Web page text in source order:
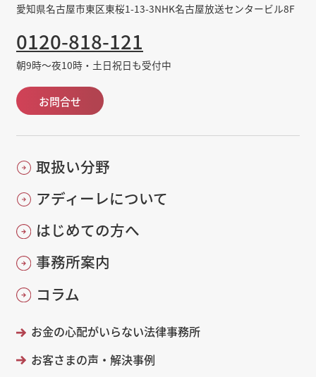
愛知県名古屋市東区東桜1-13-3NHK名古屋放送センタービル8F
0120-818-121
朝9時～夜10時・土日祝日も受付中
お問合せ
取扱い分野
アディーレについて
はじめての方へ
事務所案内
コラム
お金の心配がいらない法律事務所
お客さまの声・解決事例